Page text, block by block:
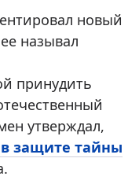
новый
называл
принудить
утверждал,
защите тайны